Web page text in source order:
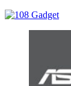
รวบรวมเรื่องร